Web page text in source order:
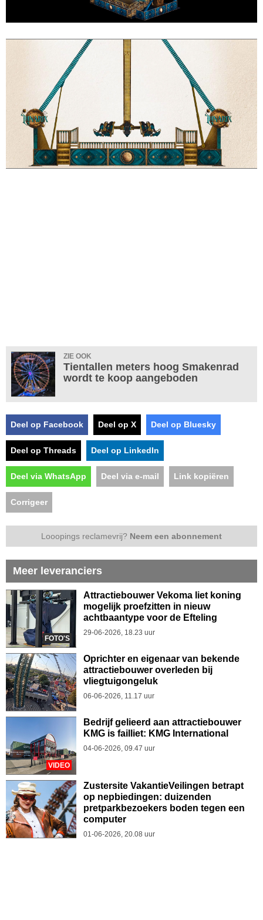
ZIE OOK
Tientallen meters hoog Smakenrad
wordt te koop aangeboden
Deel op Facebook Deel op X Deel op Bluesky
Deel op Threads Deel op LinkedIn
Deel via WhatsApp Deel via e-mail Link kopiëren
Corrigeer
Looopings reclamevrij? Neem een abonnement
Meer leveranciers
FOTO'S
Attractiebouwer Vekoma liet koning
mogelijk proefzitten in nieuw
achtbaantype voor de Efteling
29-06-2026, 18.23 uur
Oprichter en eigenaar van bekende
attractiebouwer overleden bij
vliegtuigongeluk
06-06-2026, 11.17 uur
VIDEO
Bedrijf gelieerd aan attractiebouwer
KMG is failliet: KMG International
04-06-2026, 09.47 uur
Zustersite VakantieVeilingen betrapt
op nepbiedingen: duizenden
pretparkbezoekers boden tegen een
computer
01-06-2026, 20.08 uur